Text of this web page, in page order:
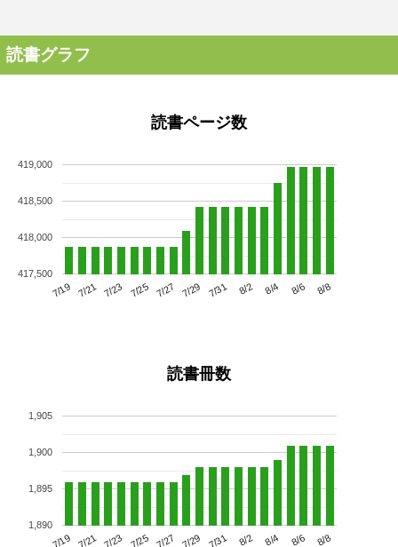
読書グラフ
読書ページ数
7/19 7/21 7/23 7/25 7/27 7/29 7/31 8/2 8/4 8/6 8/8
417,500
418,000
418,500
419,000
読書冊数
7/19 7/21 7/23 7/25 7/27 7/29 7/31 8/2 8/4 8/6 8/8
1,890
1,895
1,900
1,905